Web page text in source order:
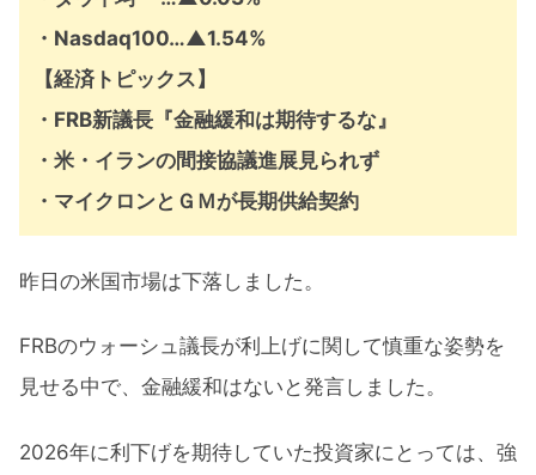
・Nasdaq100…▲1.54%
【経済トピックス】
・FRB新議長『金融緩和は期待するな』
・米・イランの間接協議進展見られず
・マイクロンとＧＭが長期供給契約
昨日の米国市場は下落しました。
FRBのウォーシュ議長が利上げに関して慎重な姿勢を
見せる中で、金融緩和はないと発言しました。
2026年に利下げを期待していた投資家にとっては、強